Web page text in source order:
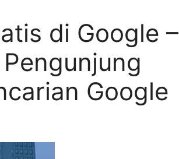
di Google –
Google